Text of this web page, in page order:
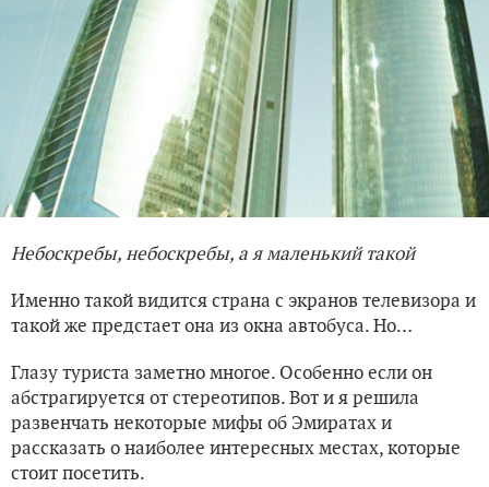
Небоскребы, небоскребы, а я маленький такой
Именно такой видится страна с экранов телевизора и
такой же предстает она из окна автобуса. Но…
Глазу туриста заметно многое. Особенно если он
абстрагируется от стереотипов. Вот и я решила
развенчать некоторые мифы об Эмиратах и
рассказать о наиболее интересных местах, которые
стоит посетить.